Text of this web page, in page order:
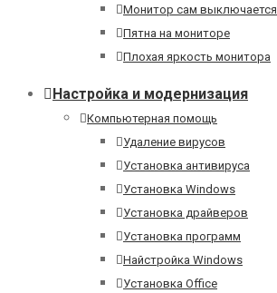
Монитор сам выключается
Пятна на мониторе
Плохая яркость монитора
Настройка и модернизация
Компьютерная помощь
Удаление вирусов
Установка антивируса
Установка Windows
Установка драйверов
Установка программ
Найстройка Windows
Установка Office